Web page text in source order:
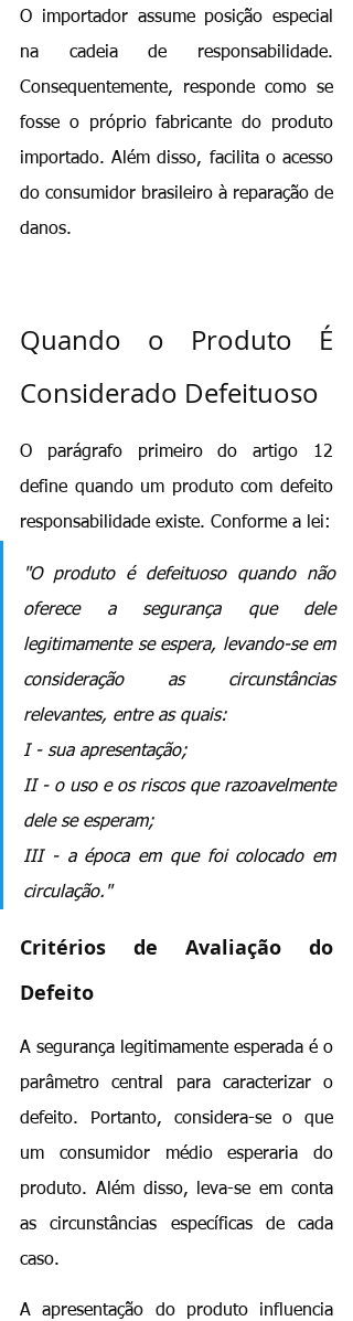
O importador assume posição especial
na cadeia de responsabilidade.
Consequentemente, responde como se
fosse o próprio fabricante do produto
importado. Além disso, facilita o acesso
do consumidor brasileiro à reparação de
danos.
Quando o Produto É
Considerado Defeituoso
O parágrafo primeiro do artigo 12
define quando um produto com defeito
"O produto é defeituoso quando não
oferece a segurança que dele
legitimamente se espera, levando-se em
consideração as circunstâncias
relevantes, entre as quais:
I - sua apresentação;
II - o uso e os riscos que razoavelmente
dele se esperam;
III - a época em que foi colocado em
circulação."
Critérios de Avaliação do
Defeito
A segurança legitimamente esperada é o
parâmetro central para caracterizar o
defeito. Portanto, considera-se o que
um consumidor médio esperaria do
produto. Além disso, leva-se em conta
as circunstâncias específicas de cada
caso.
A apresentação do produto influencia